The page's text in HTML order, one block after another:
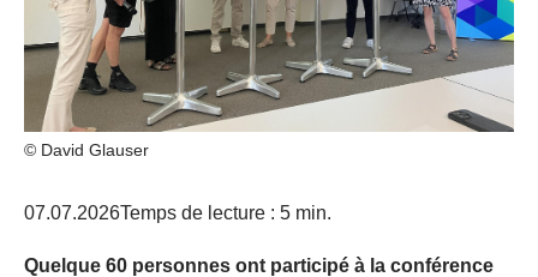
© David Glauser
07.07.2026Temps de lecture : 5 min.
Quelque 60 personnes ont participé à la conférence